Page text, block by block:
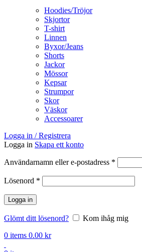
Hoodies/Tröjor
Skjortor
T-shirt
Linnen
Byxor/Jeans
Shorts
Jackor
Mössor
Kepsar
Strumpor
Skor
Väskor
Accessoarer
Logga in / Registrera
Logga in Skapa ett konto
Användarnamn eller e-postadress *
Lösenord *
Logga in
Glömt ditt lösenord?
Kom ihåg mig
0 items 0.00 kr